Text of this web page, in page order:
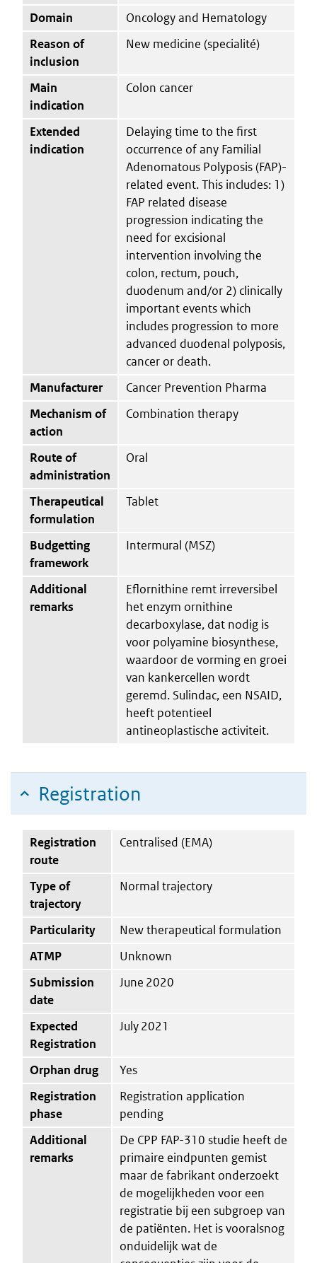
Domain
Oncology and Hematology
Reason of
inclusion
New medicine (specialité)
Main
indication
Colon cancer
Extended
indication
Delaying time to the first
occurrence of any Familial
Adenomatous Polyposis (FAP)-
related event. This includes: 1)
FAP related disease
progression indicating the
need for excisional
intervention involving the
colon, rectum, pouch,
duodenum and/or 2) clinically
important events which
includes progression to more
advanced duodenal polyposis,
cancer or death.
Manufacturer
Cancer Prevention Pharma
Mechanism of
action
Combination therapy
Route of
administration
Oral
Therapeutical
formulation
Tablet
Budgetting
framework
Intermural (MSZ)
Additional
remarks
Eflornithine remt irreversibel
het enzym ornithine
decarboxylase, dat nodig is
voor polyamine biosynthese,
waardoor de vorming en groei
van kankercellen wordt
geremd. Sulindac, een NSAID,
heeft potentieel
antineoplastische activiteit.
Registration
Registration
route
Centralised (EMA)
Type of
trajectory
Normal trajectory
Particularity
New therapeutical formulation
ATMP
Unknown
Submission
date
June 2020
Expected
Registration
July 2021
Orphan drug
Yes
Registration
phase
Registration application
pending
Additional
remarks
De CPP FAP-310 studie heeft de
primaire eindpunten gemist
maar de fabrikant onderzoekt
de mogelijkheden voor een
registratie bij een subgroep van
de patiënten. Het is vooralsnog
onduidelijk wat de